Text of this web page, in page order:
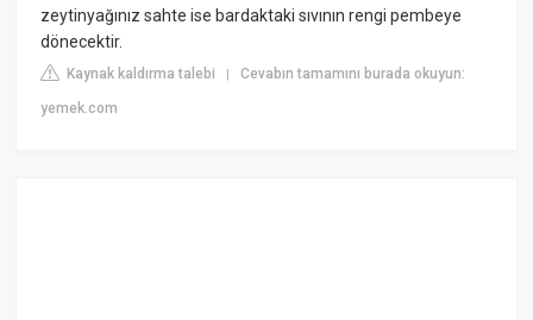
zeytinyağınız sahte ise bardaktaki sıvının rengi pembeye
dönecektir.
Kaynak kaldırma talebi |Cevabın tamamını burada okuyun:
yemek.com